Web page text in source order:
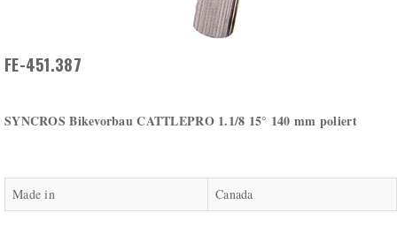
FE-451.387
SYNCROS Bikevorbau CATTLEPRO 1.1/8 15° 140 mm poliert
Made in Canada